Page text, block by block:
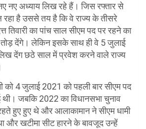
नए अध्याय लिख रहे हैं। जिस रफ्तार से
है उससे तय है कि वे राज्य के तीसरे
तिवारी का पांच साल सीएम पद पर रहने का
तोड़ देंगे। लेकिन इसके साथ ही वे 5 जुलाई
देंग छठे साल में प्रवेश करने वाले राज्य
4 जुलाई 2021 को पहली बार सीएम पद
थी। जबकि 2022 का विधानसभा चुनाव
हुए हुए थे और आलाकामान ने सीएम धामी
और खटीमा सीट हारने के बावजूद उन्हें